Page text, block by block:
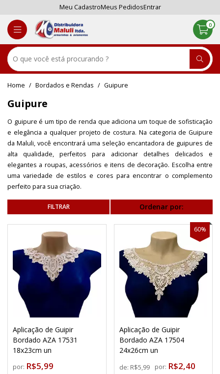
Meu CadastroMeus PedidosEntrar
0
Bordados e Rendas Guipure
Guipure
O guipure é um tipo de renda que adiciona um toque de sofisticação
e elegância a qualquer projeto de costura. Na categoria de Guipure
da Maluli, você encontrará uma seleção encantadora de guipures de
alta qualidade, perfeitos para adicionar detalhes delicados e
elegantes a roupas, acessórios e itens de decoração. Escolha entre
uma variedade de estilos e cores para encontrar o complemento
perfeito para sua criação.
Ordenar por:
Aplicação de Guipir
Bordado AZA 17531
18x23cm un
por: R$5,99
Aplicação de Guipir
Bordado AZA 17504
24x26cm un
de: R$5,99 por: R$2,40
60%